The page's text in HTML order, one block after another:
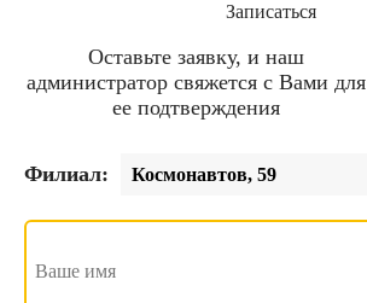
Записаться
Оставьте заявку, и наш
администратор свяжется с Вами для
ее подтверждения
Филиал: